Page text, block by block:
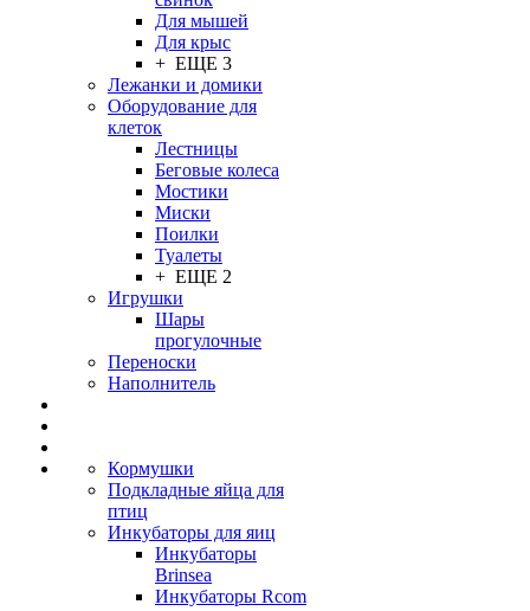
Для мышей
Для крыс
+ ЕЩЕ 3
Лежанки и домики
Оборудование для
клеток
Лестницы
Беговые колеса
Мостики
Миски
Поилки
Туалеты
+ ЕЩЕ 2
Игрушки
Шары
прогулочные
Переноски
Наполнитель
Кормушки
Подкладные яйца для
птиц
Инкубаторы для яиц
Инкубаторы
Brinsea
Инкубаторы Rcom